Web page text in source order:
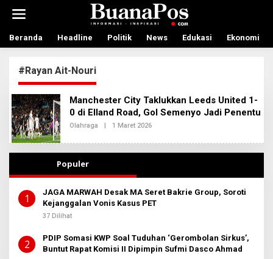
t
Beranda Headline Politik News Edukasi Ekonomi
#Rayan Ait-Nouri
Manchester City Taklukkan Leeds United 1-
0 di Elland Road, Gol Semenyo Jadi Penentu
Olahraga | 1 Maret 2026
E
H
M
N
B
T
Populer
1
JAGA MARWAH Desak MA Seret Bakrie Group, Soroti
Kejanggalan Vonis Kasus PET
37 Dilihat
2
PDIP Somasi KWP Soal Tuduhan ‘Gerombolan Sirkus’,
Buntut Rapat Komisi II Dipimpin Sufmi Dasco Ahmad